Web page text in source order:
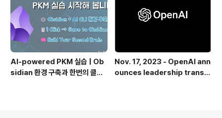
AI-powered PKM 실습 | Ob
sidian 환경 구축과 한번의 클릭
Nov. 17, 2023 - OpenAI ann
ounces leadership transiti